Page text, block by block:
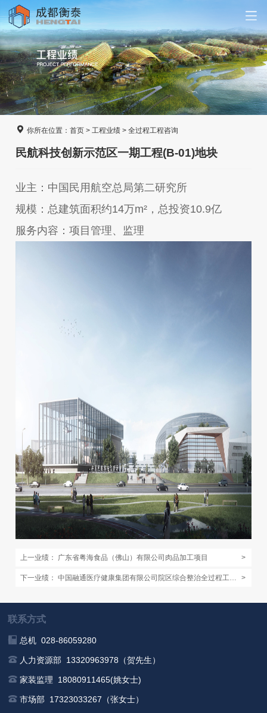
你所在位置：首页 > 工程业绩 >全过程工程咨询
民航科技创新示范区一期工程(B-01)地块
业主：中国⺠⽤航空总局第⼆研究所
规模：总建筑⾯积约14万m²，总投资10.9亿
服务内容：项⽬管理、监理
上一业绩： 广东省粤海⻝品（佛山）有限公司肉品加工项目 >
下一业绩： 中国融通医疗健康集团有限公司院区综合整治全过程⼯程咨询服务三区（福建） >
联系方式
总机 028-86059280
人力资源部 13320963978（贺先生）
家装监理 18080911465(姚女士)
市场部 17323033267（张女士）